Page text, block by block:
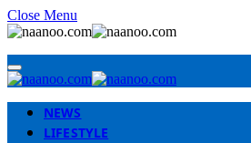
Close Menu
NEWS
LIFESTYLE